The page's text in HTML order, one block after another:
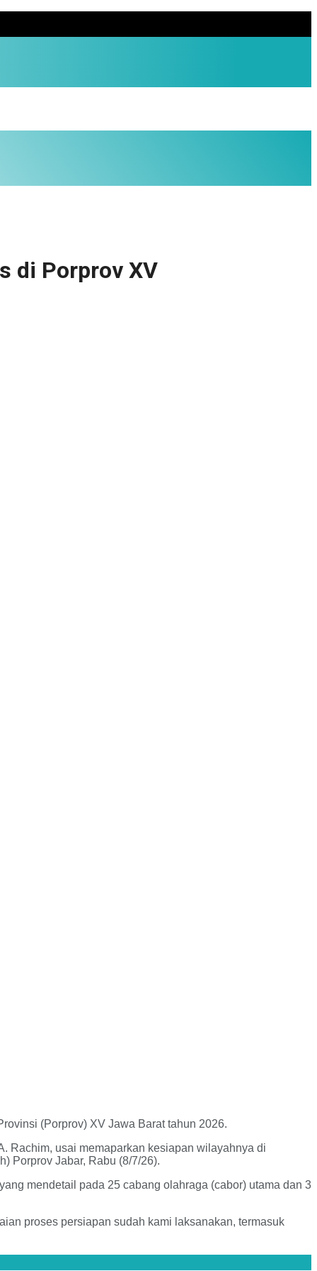
di Porprov XV
(Porprov) XV Jawa Barat tahun 2026.
Rachim, usai memaparkan kesiapan wilayahnya di
Porprov Jabar, Rabu (8/7/26).
mendetail pada 25 cabang olahraga (cabor) utama dan 3
proses persiapan sudah kami laksanakan, termasuk